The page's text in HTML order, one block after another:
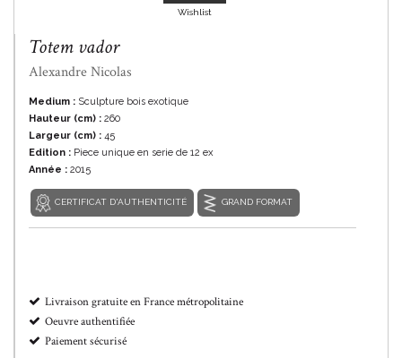
Wishlist
Totem vador
Alexandre Nicolas
Medium : Sculpture bois exotique
Hauteur (cm) : 260
Largeur (cm) : 45
Edition : Piece unique en serie de 12 ex
Année : 2015
CERTIFICAT D'AUTHENTICITÉ GRAND FORMAT
Livraison gratuite en France métropolitaine
Oeuvre authentifiée
Paiement sécurisé